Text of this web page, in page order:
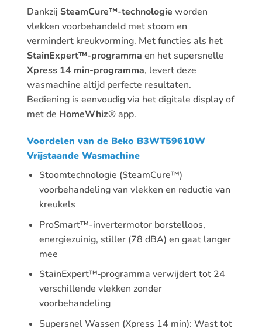
Dankzij SteamCure™-technologie worden
vlekken voorbehandeld met stoom en
vermindert kreukvorming. Met functies als het
StainExpert™-programma en het supersnelle
Xpress 14 min-programma, levert deze
wasmachine altijd perfecte resultaten.
Bediening is eenvoudig via het digitale display of
met de HomeWhiz® app.
Voordelen van de Beko B3WT59610W
Vrijstaande Wasmachine
Stoomtechnologie (SteamCure™)
voorbehandeling van vlekken en reductie van
kreukels
ProSmart™-invertermotor borstelloos,
energiezuinig, stiller (78 dBA) en gaat langer
mee
StainExpert™‑programma verwijdert tot 24
verschillende vlekken zonder
voorbehandeling
Supersnel Wassen (Xpress 14 min): Wast tot